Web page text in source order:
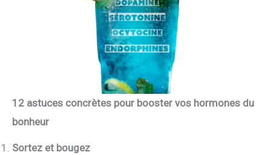
12 astuces concrètes pour booster vos hormones du
bonheur
Sortez et bougez